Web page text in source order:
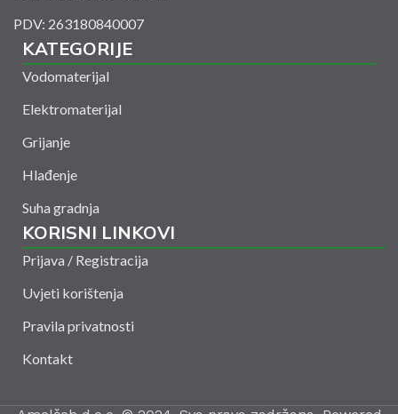
PDV: 263180840007
KATEGORIJE
Vodomaterijal
Elektromaterijal
Grijanje
Hlađenje
Suha gradnja
KORISNI LINKOVI
Prijava / Registracija
Uvjeti korištenja
Pravila privatnosti
Kontakt